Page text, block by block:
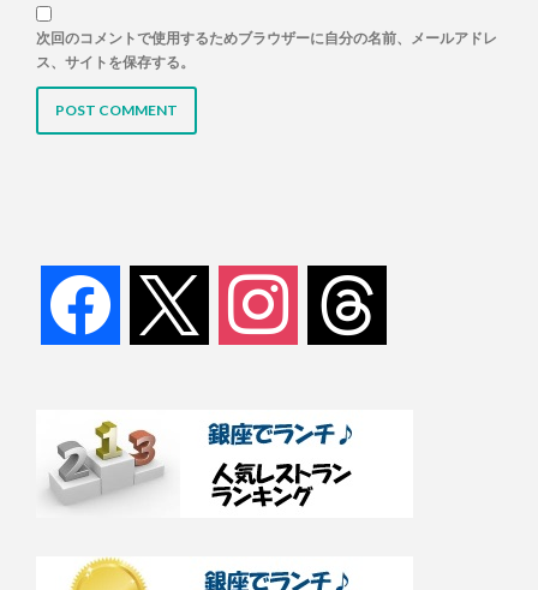
次回のコメントで使用するためブラウザーに自分の名前、メールアドレ
ス、サイトを保存する。
facebook instagram threads